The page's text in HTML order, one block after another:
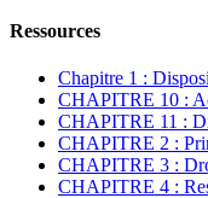
Ressources
Chapitre 1 :
CHAPITRE 10 :
CHAPITRE 11 :
CHAPITRE 2 :
CHAPITRE 3 :
CHAPITRE 4 :